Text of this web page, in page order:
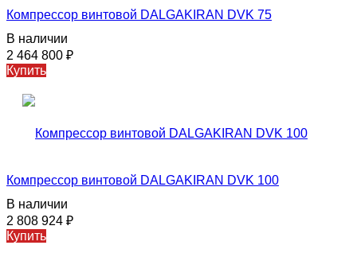
Компрессор винтовой DALGAKIRAN DVK 75
В наличии
2 464 800 ₽
Купить
Компрессор винтовой DALGAKIRAN DVK 100
В наличии
2 808 924 ₽
Купить